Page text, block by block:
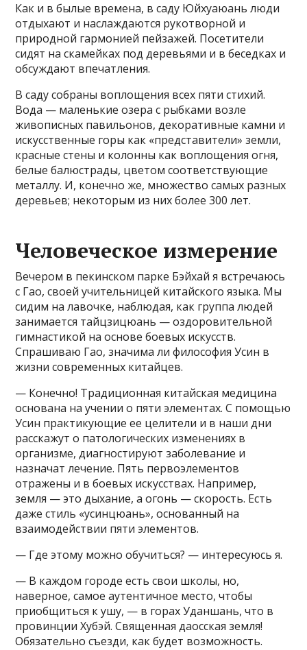
Как и в былые времена, в саду Юйхуаюань люди
отдыхают и наслаждаются рукотворной и
природной гармонией пейзажей. Посетители
сидят на скамейках под деревьями и в беседках и
обсуждают впечатления.
В саду собраны воплощения всех пяти стихий.
Вода — маленькие озера с рыбками возле
живописных павильонов, декоративные камни и
искусственные горы как «представители» земли,
красные стены и колонны как воплощения огня,
белые балюстрады, цветом соответствующие
металлу. И, конечно же, множество самых разных
деревьев; некоторым из них более 300 лет.
Человеческое измерение
Вечером в пекинском парке Бэйхай я встречаюсь
с Гао, своей учительницей китайского языка. Мы
сидим на лавочке, наблюдая, как группа людей
занимается тайцзицюань — оздоровительной
гимнастикой на основе боевых искусств.
Спрашиваю Гао, значима ли философия Усин в
жизни современных китайцев.
— Конечно! Традиционная китайская медицина
основана на учении о пяти элементах. С помощью
Усин практикующие ее целители и в наши дни
расскажут о патологических изменениях в
организме, диагностируют заболевание и
назначат лечение. Пять первоэлементов
отражены и в боевых искусствах. Например,
земля — это дыхание, а огонь — скорость. Есть
даже стиль «усинцюань», основанный на
взаимодействии пяти элементов.
— Где этому можно обучиться? — интересуюсь я.
— В каждом городе есть свои школы, но,
наверное, самое аутентичное место, чтобы
приобщиться к ушу, — в горах Уданшань, что в
провинции Хубэй. Священная даосская земля!
Обязательно съезди, как будет возможность.